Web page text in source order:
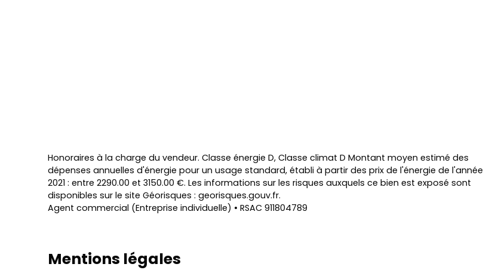
Honoraires à la charge du vendeur. Classe énergie D, Classe climat D Montant moyen estimé des
dépenses annuelles d'énergie pour un usage standard, établi à partir des prix de l'énergie de l'année
2021 : entre 2290.00 et 3150.00 €. Les informations sur les risques auxquels ce bien est exposé sont
disponibles sur le site Géorisques : georisques.gouv.fr.
Agent commercial (Entreprise individuelle) • RSAC 911804789
Mentions légales